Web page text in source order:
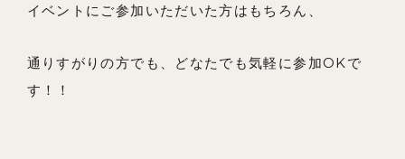
イベントにご参加いただいた方はもちろん、
通りすがりの方でも、どなたでも気軽に参加OKで
す！！